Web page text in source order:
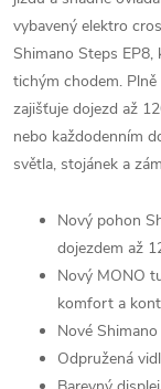
vybavený elektro
Shimano Steps
tichým chodem.
zajišťuje dojezd až
nebo každodenním
světla, stojánek a
Nový pohon
dojezdem až
Nový MONO
komfort a
Nové
Odpružená